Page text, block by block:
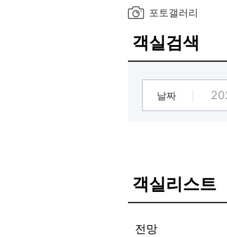
포토갤러리
객실검색
날짜
객실리스트
전망